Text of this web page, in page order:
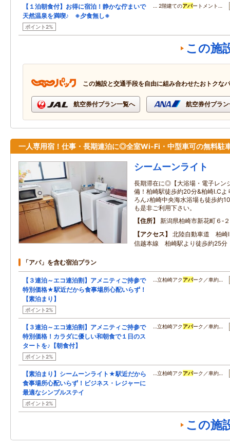
【１泊朝食付】お得に宿泊！静かな佇まいで
天然温泉を満喫♪ ※夕食無し※
ポイント2%
… 2階建てのアパートメント…
この施
この施設と交通手段を自由に組み合わせたおトクな
航空券付プラン一覧へ 航空券付プラ
一人専用宿！仕事・長期連泊に◎全室Wi-Fi・中型車可の無料駐
シームーンライト
長期滞在に◎【大浴場・電子レン
備！柏崎駅徒歩約20分&柏崎I.C
ろん♪柏崎中央海水浴場も徒歩約
も是非ご利用下さい。
住所
新潟県柏崎市新花町６‐
アクセス
北陸自動車道 柏崎
信越本線 柏崎駅より徒歩約25分
「アパ」を含む宿泊プラン
【３連泊～エコ連泊割】アメニティご持参で
特別価格★駅近だから食事場所心配いらず！
【素泊まり】
ポイント2%
…立柏崎アクアパーク／車約…
【３連泊～エコ連泊割】アメニティご持参で
特別価格！カラダに優しい和朝食で１日のス
タートを♪【朝食付】
ポイント2%
…立柏崎アクアパーク／車約…
【素泊まり】シームーンライト★駅近だから
食事場所心配いらず！ビジネス・レジャーに
最適なシンプルステイ
ポイント2%
…立柏崎アクアパーク／車約…
この施